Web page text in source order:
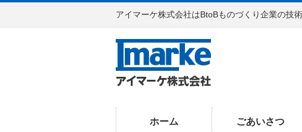
アイマーケ株式会社はBtoBものづくり企業の技
ホーム ごあいさつ